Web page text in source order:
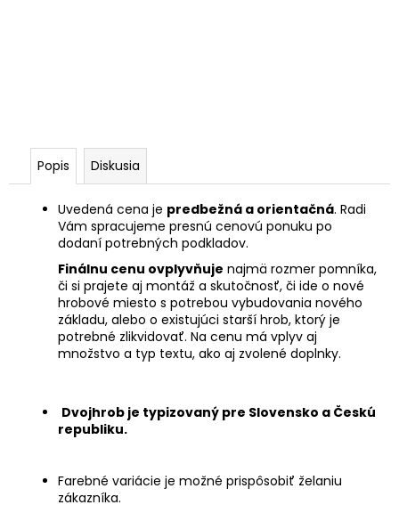
Popis Diskusia
Uvedená cena je predbežná a orientačná. Radi
Vám spracujeme presnú cenovú ponuku po
dodaní potrebných podkladov.
Finálnu cenu ovplyvňuje najmä rozmer pomníka,
či si prajete aj montáž a skutočnosť, či ide o nové
hrobové miesto s potrebou vybudovania nového
základu, alebo o existujúci starší hrob, ktorý je
potrebné zlikvidovať. Na cenu má vplyv aj
množstvo a typ textu, ako aj zvolené doplnky.
Dvojhrob je typizovaný pre Slovensko a Českú
republiku.
Farebné variácie je možné prispôsobiť želaniu
zákazníka.